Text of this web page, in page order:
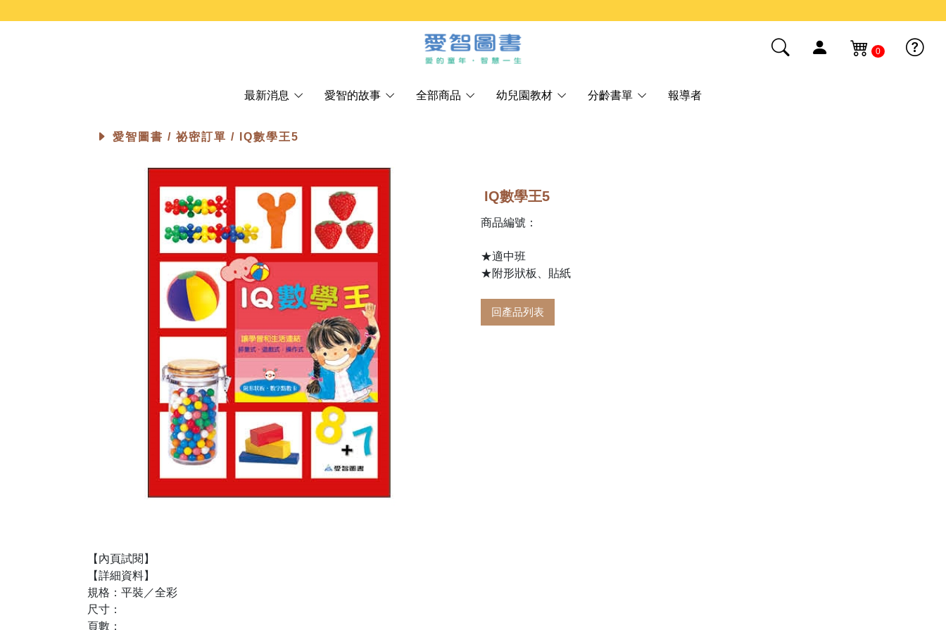
0
最新消息 愛智的故事 全部商品 幼兒園教材 分齡書單 報導者
愛智圖書 / 祕密訂單/ IQ數學王5
IQ數學王5
商品編號：
★適中班
★附形狀板、貼紙
回產品列表
【內頁試閱】
【詳細資料】
規格：平裝／全彩
尺寸：
頁數：